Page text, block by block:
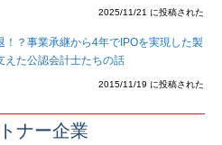
2025/11/21 に投稿された
！？事業承継から4年でIPOを実現した製
えた公認会計士たちの話
2015/11/19 に投稿された
ナー企業